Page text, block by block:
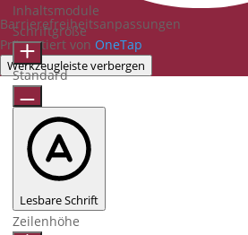
Barrierefreiheitsanpassungen
Präsentiert von OneTap
Werkzeugleiste verbergen
Inhaltsmodule
Schriftgröße
Standard
Lesbare Schrift
Zeilenhöhe